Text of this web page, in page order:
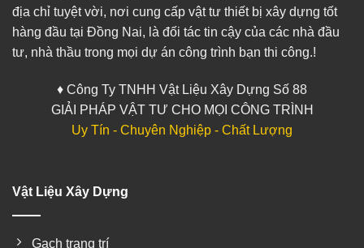
địa chỉ tuyệt vời, nơi cung cấp vật tư thiết bị xây dựng tốt
hàng đầu tại Đồng Nai, là đối tác tin cậy của các nhà đầu
tư, nhà thầu trong mọi dự án công trình bạn thi công.!
♦ Công Ty TNHH Vật Liệu Xây Dựng Số 88
GIẢI PHÁP VẬT TƯ CHO MỌI CÔNG TRÌNH
Uy Tín - Chuyên Nghiệp - Chất Lượng
Vật Liệu Xây Dựng
Gạch trang trí